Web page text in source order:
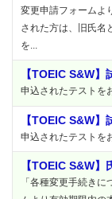
変更申請フォームよ
された方は、旧氏名
を...
【TOEIC S&W
申込されたテストを
【TOEIC S&W
申込されたテストを
【TOEIC S&W】
「各種変更手続き